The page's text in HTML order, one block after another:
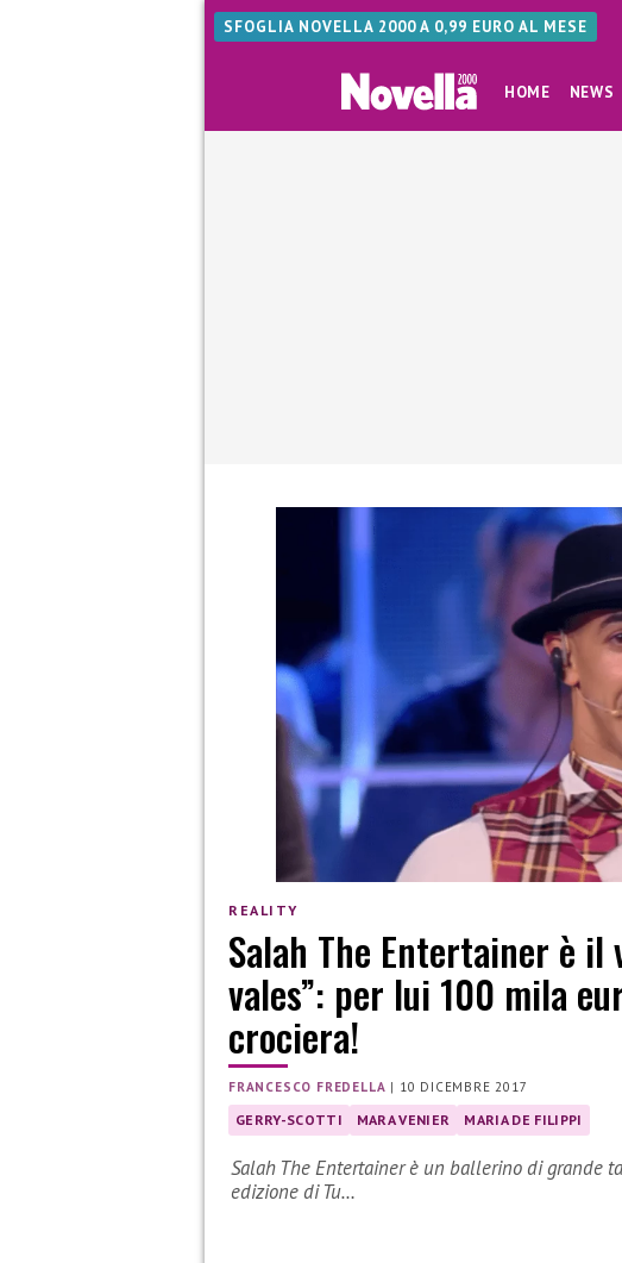
SFOGLIA NOVELLA 2000 A 0,99 EURO AL MESE
HOME NEWS
REALITY
Salah The Entertainer è il
vales”: per lui 100 mila
crociera!
FRANCESCO FREDELLA | 10 DICEMBRE 2017
GERRY-SCOTTI MARA VENIER MARIA DE FILIPPI
Salah The Entertainer è un ballerino di grande
edizione di Tu…